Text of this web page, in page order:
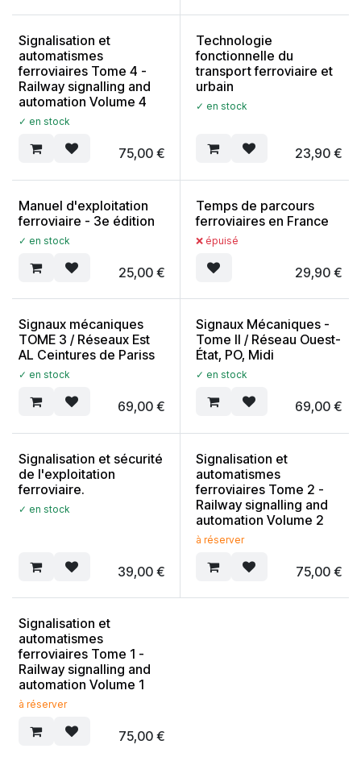
Signalisation et
automatismes
ferroviaires Tome 4 -
Railway signalling and
automation Volume 4
✓ en stock
75,00€
Technologie
fonctionnelle du
transport ferroviaire et
urbain
✓ en stock
23,90€
Manuel d'exploitation
ferroviaire - 3e édition
✓ en stock
25,00€
Temps de parcours
ferroviaires en France
❌ épuisé
29,90€
Signaux mécaniques
TOME 3 / Réseaux Est
AL Ceintures de Pariss
✓ en stock
69,00€
Signaux Mécaniques -
Tome II / Réseau Ouest-
État, PO, Midi
✓ en stock
69,00€
Signalisation et sécurité
de l'exploitation
ferroviaire.
✓ en stock
39,00€
Signalisation et
automatismes
ferroviaires Tome 2 -
Railway signalling and
automation Volume 2
à réserver
75,00€
Signalisation et
automatismes
ferroviaires Tome 1 -
Railway signalling and
automation Volume 1
à réserver
75,00€